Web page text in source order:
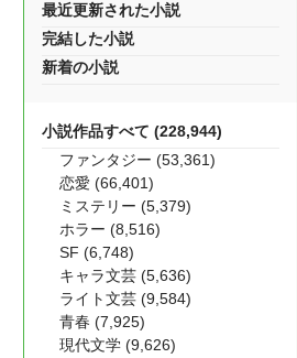
最近更新された小説
完結した小説
新着の小説
小説作品すべて (228,944)
ファンタジー (53,361)
恋愛 (66,401)
ミステリー (5,379)
ホラー (8,516)
SF (6,748)
キャラ文芸 (5,636)
ライト文芸 (9,584)
青春 (7,925)
現代文学 (9,626)